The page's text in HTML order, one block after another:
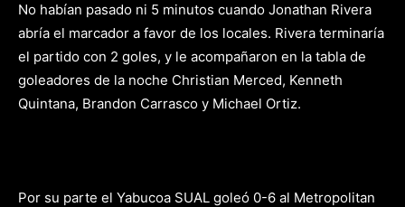
No habían pasado ni 5 minutos cuando Jonathan Rivera
abría el marcador a favor de los locales. Rivera terminaría
el partido con 2 goles, y le acompañaron en la tabla de
goleadores de la noche Christian Merced, Kenneth
Quintana, Brandon Carrasco y Michael Ortiz.
Por su parte el Yabucoa SUAL goleó 0-6 al Metropolitan